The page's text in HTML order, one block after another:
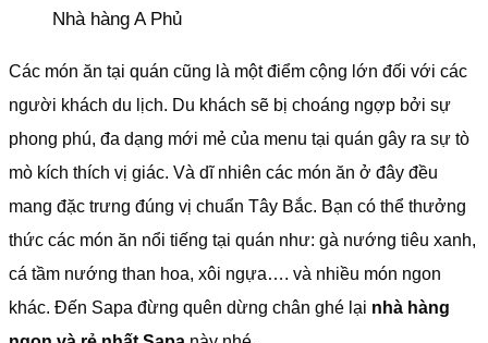
Nhà hàng A Phủ
Các món ăn tại quán cũng là một điểm cộng lớn đối với các
người khách du lịch. Du khách sẽ bị choáng ngợp bởi sự
phong phú, đa dạng mới mẻ của menu tại quán gây ra sự tò
mò kích thích vị giác. Và dĩ nhiên các món ăn ở đây đều
mang đặc trưng đúng vị chuẩn Tây Bắc. Bạn có thể thưởng
thức các món ăn nổi tiếng tại quán như: gà nướng tiêu xanh,
cá tầm nướng than hoa, xôi ngựa…. và nhiều món ngon
khác. Đến Sapa đừng quên dừng chân ghé lại nhà hàng